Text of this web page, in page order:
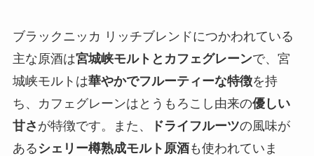
ブラックニッカ リッチブレンドにつかわれている
主な原酒は宮城峡モルトとカフェグレーンで、宮
城峡モルトは華やかでフルーティーな特徴を持
ち、カフェグレーンはとうもろこし由来の優しい
甘さ が特徴です。また、 ドライフルーツの風味が
ある シェリー樽熟成モルト原酒も使われていま